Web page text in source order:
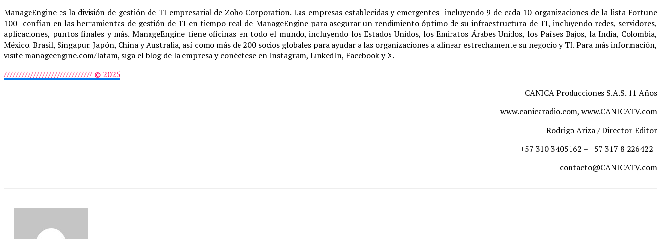
ManageEngine es la división de gestión de TI empresarial de Zoho Corporation. Las empresas establecidas y emergentes -incluyendo 9 de cada 10 organizaciones de la lista Fortune
100- confían en las herramientas de gestión de TI en tiempo real de ManageEngine para asegurar un rendimiento óptimo de su infraestructura de TI, incluyendo redes, servidores,
aplicaciones, puntos finales y más. ManageEngine tiene oficinas en todo el mundo, incluyendo los Estados Unidos, los Emiratos Árabes Unidos, los Países Bajos, la India, Colombia,
México, Brasil, Singapur, Japón, China y Australia, así como más de 200 socios globales para ayudar a las organizaciones a alinear estrechamente su negocio y TI. Para más información,
visite manageengine.com/latam, siga el blog de la empresa y conéctese en Instagram, LinkedIn, Facebook y X.
////////////////////////////// © 2025
CANICA Producciones S.A.S. 11 Años
www.canicaradio.com, www.CANICATV.com
Rodrigo Ariza / Director-Editor
+57 310 3405162 – +57 317 8 226422
contacto@CANICATV.com